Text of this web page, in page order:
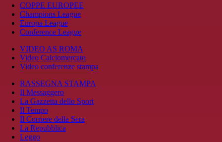
COPPE EUROPEE
Champions League
Europa League
Conference League
VIDEO AS ROMA
Video Calciomercato
Video conferenze stampa
RASSEGNA STAMPA
Il Messaggero
La Gazzetta dello Sport
Il Tempo
Il Corriere della Sera
La Repubblica
Leggo